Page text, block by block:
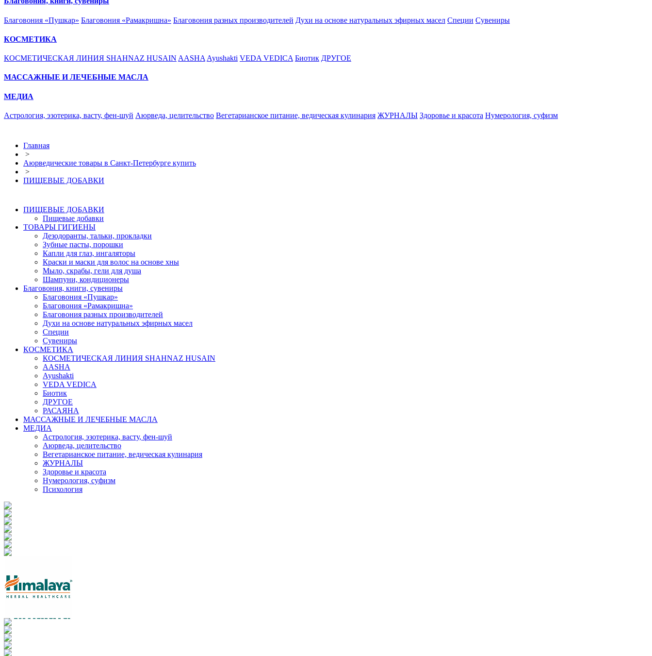
Благовония «Пушкар» Благовония «Рамакришна» Благовония разных производителей Духи на основе натуральных эфирных масел Специи Сувениры
КОСМЕТИКА
КОСМЕТИЧЕСКАЯ ЛИНИЯ SHAHNAZ HUSAIN AASHA Ayushakti VEDA VEDICA Биотик ДРУГОЕ
МАССАЖНЫЕ И ЛЕЧЕБНЫЕ МАСЛА
МЕДИА
Астрология, эзотерика, васту, фен-шуй Аюрведа, целительство Вегетарианское питание, ведическая кулинария ЖУРНАЛЫ Здоровье и красота Нумерология, суфизм
Главная
>
Аюрведические товары в Санкт-Петербурге купить
>
ПИЩЕВЫЕ ДОБАВКИ
ПИЩЕВЫЕ ДОБАВКИ
Пищевые добавки
ТОВАРЫ ГИГИЕНЫ
Дезодоранты, тальки, прокладки
Зубные пасты, порошки
Капли для глаз, ингаляторы
Краски и маски для волос на основе хны
Мыло, скрабы, гели для душа
Шампуни, кондиционеры
Благовония, книги, сувениры
Благовония «Пушкар»
Благовония «Рамакришна»
Благовония разных производителей
Духи на основе натуральных эфирных масел
Специи
Сувениры
КОСМЕТИКА
КОСМЕТИЧЕСКАЯ ЛИНИЯ SHAHNAZ HUSAIN
AASHA
Ayushakti
VEDA VEDICA
Биотик
ДРУГОЕ
РАСАЯНА
МАССАЖНЫЕ И ЛЕЧЕБНЫЕ МАСЛА
МЕДИА
Астрология, эзотерика, васту, фен-шуй
Аюрведа, целительство
Вегетарианское питание, ведическая кулинария
ЖУРНАЛЫ
Здоровье и красота
Нумерология, суфизм
Психология